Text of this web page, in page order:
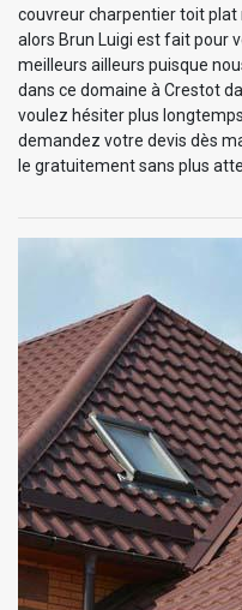
couvreur charpentier toit plat
alors Brun Luigi est fait pour
meilleurs ailleurs puisque
dans ce domaine à Crestot
voulez hésiter plus
demandez votre devis dès
le gratuitement sans plus